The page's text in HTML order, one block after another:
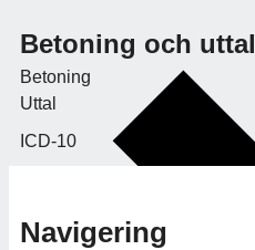
Betoning och uttal
Betoning
Uttal
ICD-10
Navigering